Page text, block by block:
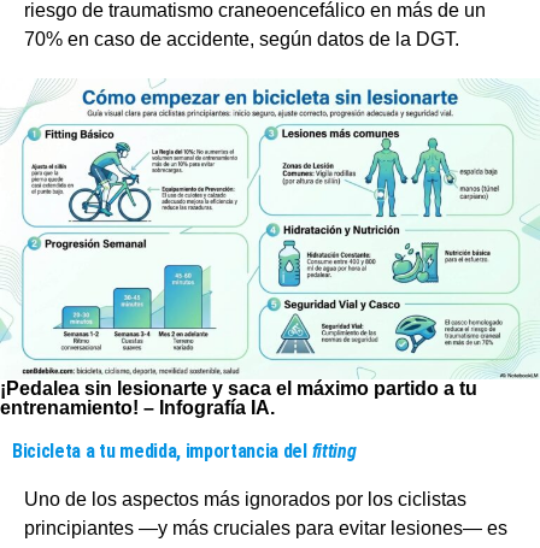
riesgo de traumatismo craneoencefálico en más de un
70% en caso de accidente, según datos de la DGT.
¡Pedalea sin lesionarte y saca el máximo partido a tu
entrenamiento! – Infografía IA.
Bicicleta a tu medida, importancia del fitting
Uno de los aspectos más ignorados por los ciclistas
principiantes —y más cruciales para evitar lesiones— es